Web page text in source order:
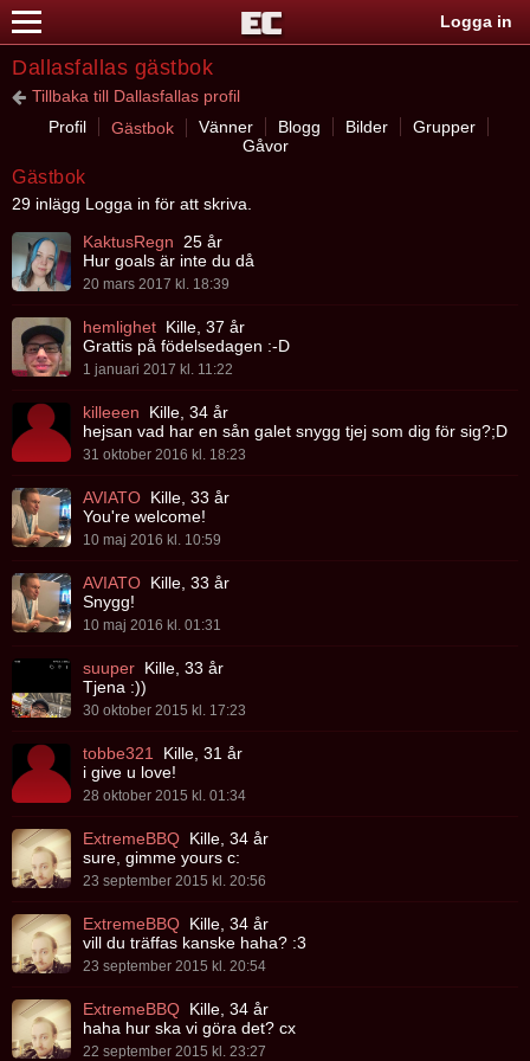
Logga in
Dallasfallas gästbok
Tillbaka till Dallasfallas profil
Profil
Gästbok Vänner Blogg Bilder
Grupper
Gåvor
Gästbok
29 inlägg Logga in för att skriva.
KaktusRegn
25 år
Hur goals är inte du då
20 mars 2017 kl. 18:39
hemlighet Kille, 37 år
Grattis på födelsedagen :-D
1 januari 2017 kl. 11:22
killeeen
Kille, 34 år
hejsan vad har en sån galet snygg tjej som dig för sig?;D
31 oktober 2016 kl. 18:23
AVIATO Kille, 33 år
You're welcome!
10 maj 2016 kl. 10:59
AVIATO Kille, 33 år
Snygg!
10 maj 2016 kl. 01:31
suuper Kille, 33 år
Tjena :))
30 oktober 2015 kl. 17:23
tobbe321
Kille, 31 år
i give u love!
28 oktober 2015 kl. 01:34
ExtremeBBQ Kille, 34 år
sure, gimme yours c:
23 september 2015 kl. 20:56
ExtremeBBQ Kille, 34 år
vill du träffas kanske haha? :3
23 september 2015 kl. 20:54
ExtremeBBQ Kille, 34 år
haha hur ska vi göra det? cx
22 september 2015 kl. 23:27